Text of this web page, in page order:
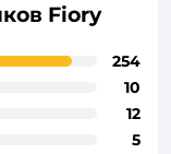
Fiory
254
10
12
5